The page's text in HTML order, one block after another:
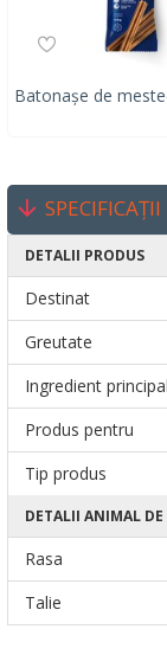
DETALII PRODUS
Destinat
Greutate
Ingredient principal
Produs pentru
Tip produs
DETALII ANIMAL
Rasa
Talie